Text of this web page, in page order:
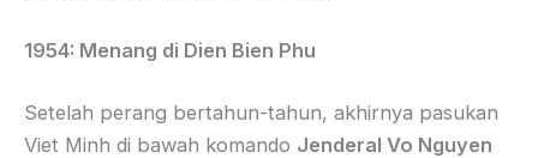
1954: Menang di Dien Bien Phu
Setelah perang bertahun-tahun, akhirnya pasukan
Viet Minh di bawah komando Jenderal Vo Nguyen